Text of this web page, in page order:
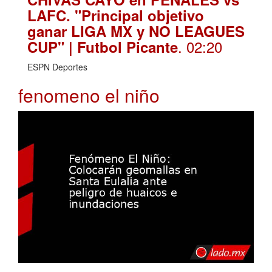
LAFC. "Principal objetivo
ganar LIGA MX y NO LEAGUES
CUP" | Futbol Picante. 02:20
ESPN Deportes
fenomeno el niño